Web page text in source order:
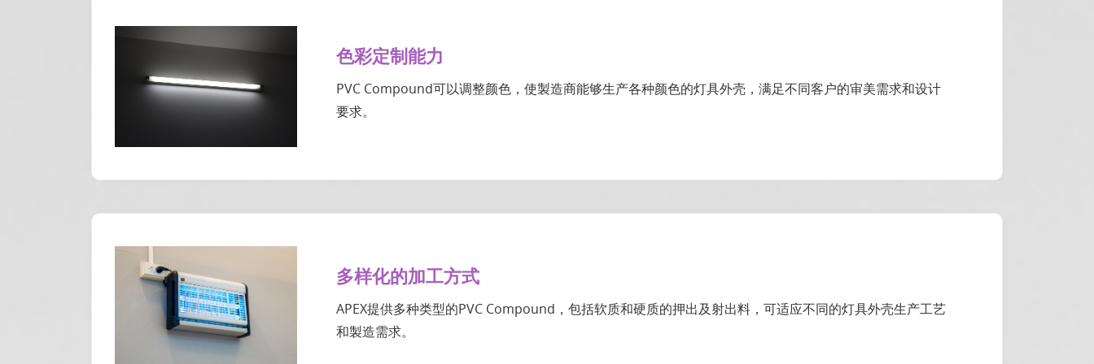
色彩定制能力
PVC Compound可以调整颜色，使製造商能够生产各种颜色的灯具外壳，满足不同客户的审美需求和设计
要求。
多样化的加工方式
APEX提供多种类型的PVC Compound，包括软质和硬质的押出及射出料，可适应不同的灯具外壳生产工艺
和製造需求。